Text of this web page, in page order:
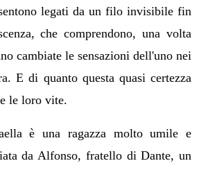
legati da un filo invisibile fin
che comprendono, una volta
cambiate le sensazioni dell'uno nei
E di quanto questa quasi certezza
le loro vite.
è una ragazza molto umile e
da Alfonso, fratello di Dante, un